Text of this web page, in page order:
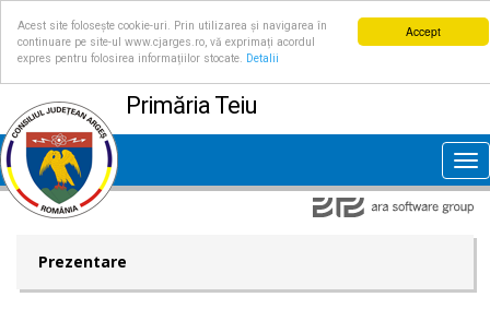
Accept
Acest site folosește cookie-uri. Prin utilizarea și navigarea în
continuare pe site-ul www.cjarges.ro, vă exprimați acordul
expres pentru folosirea informațiilor stocate.
Detalii
Primăria Teiu
Prezentare